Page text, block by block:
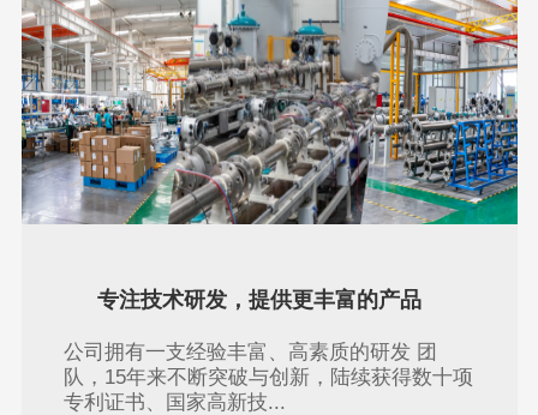
专注技术研发，提供更丰富的产品
公司拥有一支经验丰富、高素质的研发 团
队，15年来不断突破与创新，陆续获得数十项
专利证书、国家高新技...